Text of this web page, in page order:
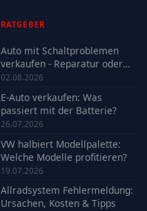
RATGEBER
Auto mit Schaltproblemen
verkaufen - Reparatur oder
Verkauf?
02.08.2026
E-Auto verkaufen: Was
passiert mit der Batterie?
26.07.2026
VW halbiert Modellpalette:
Welche Modelle profitieren?
19.07.2026
Allradsystem Fehlermeldung:
Ursachen, Kosten & Tipps